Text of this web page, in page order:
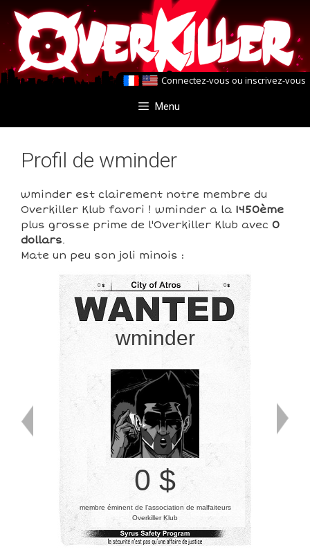
Aller
au
contenu
Aller
au
contenu
Connectez-vous ou inscrivez-vous
Menu
Profil de wminder
wminder est clairement notre membre du
Overkiller Klub favori ! wminder a la 1450ème
plus grosse prime de l'Overkiller Klub avec 0
dollars.
Mate un peu son joli minois :
0
wminder
0
0 $
membre éminent de l’association de malfaiteurs
Overkiller Klub